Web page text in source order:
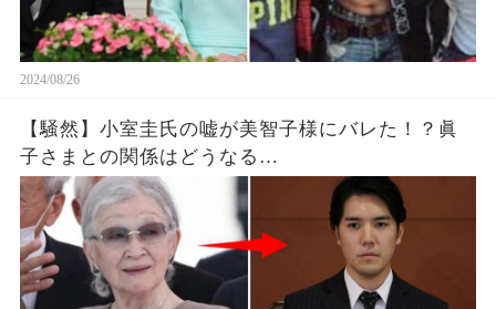
2024/08/26
【騒然】小室圭氏の嘘が美智子様にバレた！？眞
子さまとの関係はどうなる…